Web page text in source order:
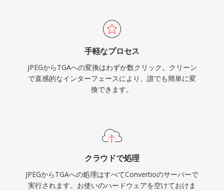
手軽なプロセス
JPEGからTGAへの変換はわずか数クリック。クリーン
で直感的なインターフェースにより、誰でも簡単に変
換できます。
クラウドで処理
JPEGからTGAへの処理はすべてConvertioのサーバーで
実行されます。お使いのハードウェアを空けておけま